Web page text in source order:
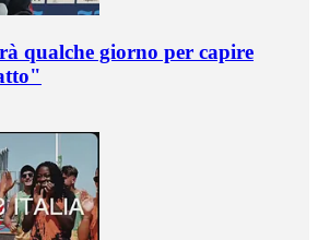
qualche giorno per capire